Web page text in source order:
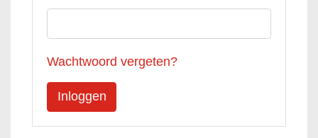
Wachtwoord vergeten?